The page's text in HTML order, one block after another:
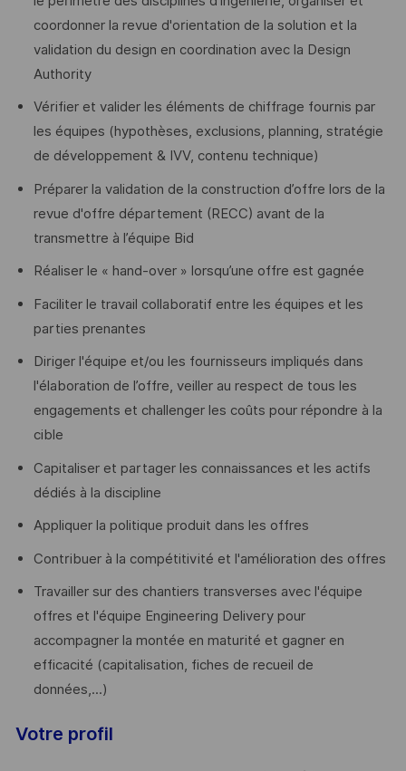
coordonner la revue d'orientation de la solution et la
validation du design en coordination avec la Design
Authority
Vérifier et valider les éléments de chiffrage fournis par
les équipes (hypothèses, exclusions, planning, stratégie
de développement & IVV, contenu technique)
Préparer la validation de la construction d’offre lors de la
revue d'offre département (RECC) avant de la
transmettre à l’équipe Bid
Réaliser le « hand-over » lorsqu’une offre est gagnée
Faciliter le travail collaboratif entre les équipes et les
parties prenantes
Diriger l'équipe et/ou les fournisseurs impliqués dans
l'élaboration de l’offre, veiller au respect de tous les
engagements et challenger les coûts pour répondre à la
cible
Capitaliser et partager les connaissances et les actifs
dédiés à la discipline
Appliquer la politique produit dans les offres
Contribuer à la compétitivité et l'amélioration des offres
Travailler sur des chantiers transverses avec l'équipe
offres et l'équipe Engineering Delivery pour
accompagner la montée en maturité et gagner en
efficacité (capitalisation, fiches de recueil de
données,...)
Votre profil